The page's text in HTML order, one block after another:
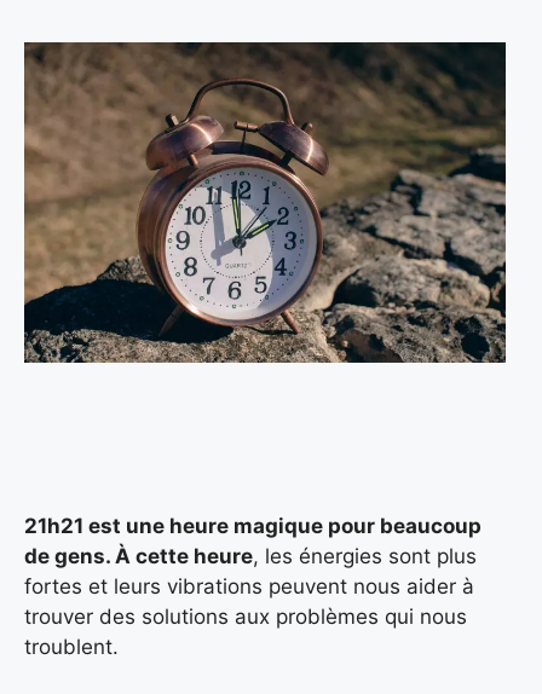
21h21 est une heure magique pour beaucoup
de gens. À cette heure, les énergies sont plus
fortes et leurs vibrations peuvent nous aider à
trouver des solutions aux problèmes qui nous
troublent.